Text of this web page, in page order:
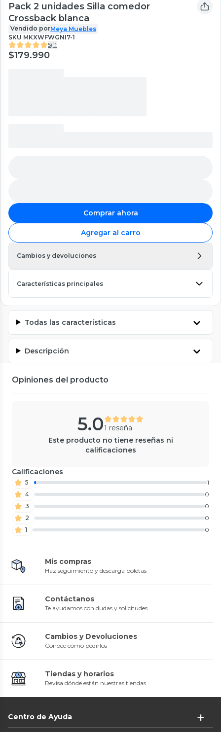
Pack 2 unidades Silla comedor
Crossback blanca
Vendido porMeya Muebles
SKU MKXWFWGNI7-1
5(1)
$179.990
Comprar ahora
Agregar al carro
Cambios y devoluciones
Características principales
Todas las características
Descripción
Opiniones del producto
5.01 reseña
Este producto no tiene reseñas ni
calificaciones
Calificaciones
5
1
4
0
3
0
2
0
1
0
Mis compras
Haz seguimiento y descarga boletas
Contáctanos
Te ayudamos con dudas y solicitudes
Cambios y Devoluciones
Conoce cómo pedirlos
Tiendas y horarios
Revisa dónde están nuestras tiendas
Centro de Ayuda